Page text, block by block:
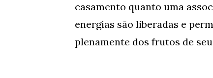
casamento quanto uma
energias são liberadas e
plenamente dos frutos de